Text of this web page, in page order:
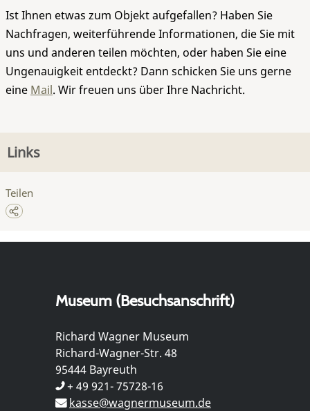
Ist Ihnen etwas zum Objekt aufgefallen? Haben Sie
Nachfragen, weiterführende Informationen, die Sie mit
uns und anderen teilen möchten, oder haben Sie eine
Ungenauigkeit entdeckt? Dann schicken Sie uns gerne
eine Mail. Wir freuen uns über Ihre Nachricht.
Links
Teilen
Museum (Besuchsanschrift)
Richard Wagner Museum
Richard-Wagner-Str. 48
95444 Bayreuth
+ 49 921- 75728-16
kasse@wagnermuseum.de